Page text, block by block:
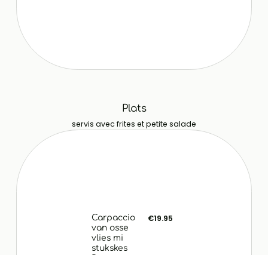
Plats
servis avec frites et petite salade
Carpaccio
van osse
vlies mi
stukskes
€19.95